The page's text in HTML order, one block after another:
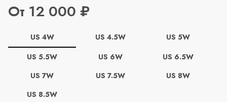
От 12 000 ₽
US 4W US 4.5W
US 5W
US 5.5W
US 6W
US 6.5W
US 7W
US 7.5W
US 8W
US 8.5W